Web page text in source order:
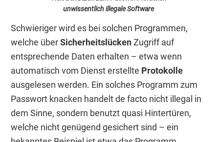
unwissentlich illegale Software
Schwieriger wird es bei solchen Programmen,
welche überSicherheitslückenZugriff auf
entsprechende Daten erhalten – etwa wenn
automatisch vom Dienst erstellte Protokolle
ausgelesen werden. Ein solches Programm zum
Passwort knacken handelt de facto nicht illegal in
dem Sinne, sondern benutzt quasi Hintertüren,
welche nicht genügend gesichert sind – ein